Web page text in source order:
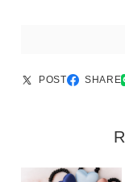
POST SHARE